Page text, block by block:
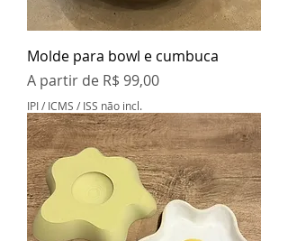
Molde para bowl e cumbuca
A partir de R$ 99,00
Preço promocional
IPI / ICMS / ISS não incl.